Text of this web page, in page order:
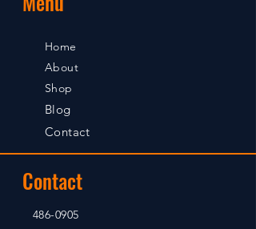
Home
About
Shop
Blog
Contact
Contact
486-0905